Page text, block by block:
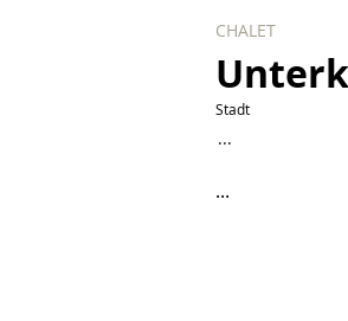
CHALET
Stadt
...
...